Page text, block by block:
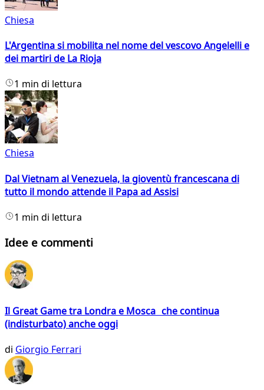
Chiesa
L'Argentina si mobilita nel nome del vescovo Angelelli e
dei martiri de La Rioja
1 min di lettura
Chiesa
Dal Vietnam al Venezuela, la gioventù francescana di
tutto il mondo attende il Papa ad Assisi
1 min di lettura
Idee e commenti
Il Great Game tra Londra e Mosca che continua
(indisturbato) anche oggi
di Giorgio Ferrari